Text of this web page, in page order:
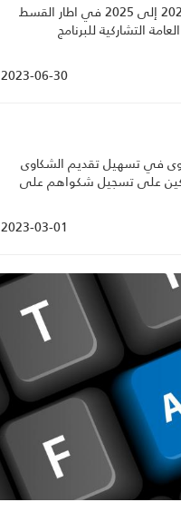
اتفاقية منح المساعدة الموظفة خلال الفترة الممتدة من 2023 إلى 2025 في اطار القسط
التشاركية للبرنامج
2023-06-30
في تسهيل تقديم الشكاوى
على تسجيل شكواهم على
2023-03-01